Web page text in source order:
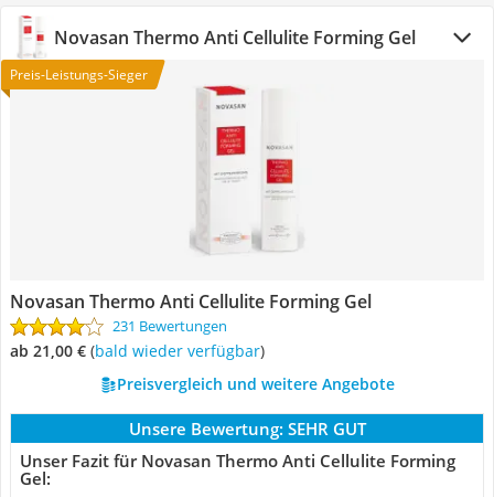
Novasan Thermo Anti Cellulite Forming Gel
Preis-Leistungs-Sieger
Novasan Thermo Anti Cellulite Forming Gel
231 Bewertungen
ab 21,00 € ( Bald wieder verfügbar)
Preisvergleich und weitere Angebote
Unsere Bewertung: SEHR GUT
Unser Fazit für Novasan Thermo Anti Cellulite Forming
Gel: